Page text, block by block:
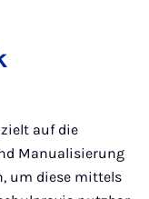
auf die
Manualisierung
um diese mittels